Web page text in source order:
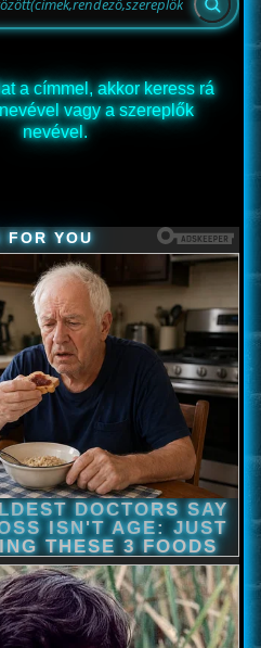
© 2017-2026 Az oldal nem tárol
adat külső forrásból származik |
|Fel ↑
a címmel, akkor keress rá
vagy a szereplők
nevével.